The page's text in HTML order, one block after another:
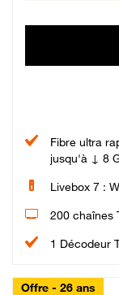
Fibre ultra
jusqu'à ↓ 8
Livebox 7 :
200 chaînes
1 Décodeur
Offre - 26 ans